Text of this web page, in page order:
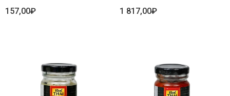
157,00₽
1 817,00₽